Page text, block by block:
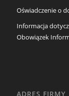
Oświadczenie o
Informacja
Obowiązek
ADRES FIRMY